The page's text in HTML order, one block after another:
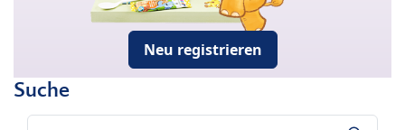
Neu registrieren
Suche